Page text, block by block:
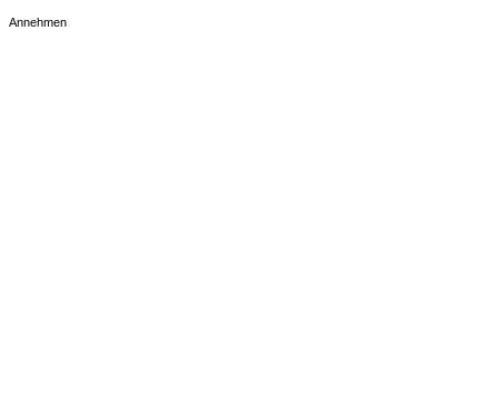
Annehmen